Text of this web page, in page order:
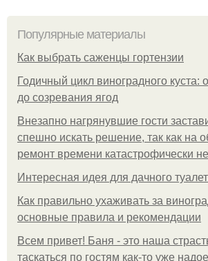
Популярные материалы
Как выбрать саженцы гортензии
Годичный цикл виноградного куста:
до созревания ягод
Внезапно нагрянувшие гости
спешно искать решение, так как на
ремонт времени катастрофически
Интересная идея для дачного
Как правильно ухаживать за
основные правила и рекомендации
Всем привет! Баня - это наша
таскаться по гостям как-то уже